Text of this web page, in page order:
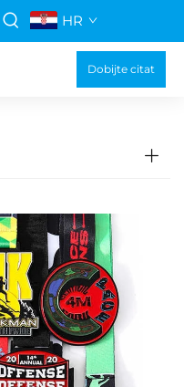
HR
Dobijte citat